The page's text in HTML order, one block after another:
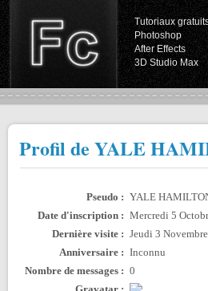
Tutoriaux
Photoshop
After Effects
3D Studio Max
Profil de YALE
Pseudo : YALE
Date d'inscription : Mercredi 5
Dernière visite : Jeudi 3
Anniversaire : Inconnu
Nombre de messages : 0